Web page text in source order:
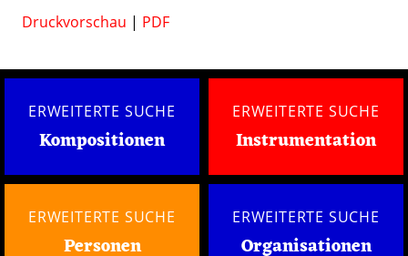
Druckvorschau | PDF
ERWEITERTE SUCHE
Kompositionen
ERWEITERTE SUCHE
Instrumentation
ERWEITERTE SUCHE
Personen
ERWEITERTE SUCHE
Organisationen